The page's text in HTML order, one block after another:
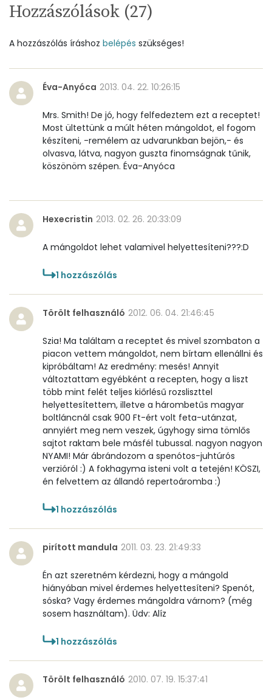
Hozzászólások (27)
A hozzászólás íráshoz belépés szükséges!
Éva-Anyóca 2013. 04. 22. 10:26:15
Mrs. Smith! De jó, hogy felfedeztem ezt a receptet!
Most ültettünk a múlt héten mángoldot, el fogom
készíteni, -remélem az udvarunkban bejön,- és
olvasva, látva, nagyon guszta finomságnak tűnik,
köszönöm szépen. Éva-Anyóca
Hexecristin 2013. 02. 26. 20:33:09
A mángoldot lehet valamivel helyettesíteni???:D
1 hozzászólás
Törölt felhasználó 2012. 06. 04. 21:46:45
Szia! Ma találtam a receptet és mivel szombaton a
piacon vettem mángoldot, nem bírtam ellenállni és
kipróbáltam! Az eredmény: mesés! Annyit
változtattam egyébként a recepten, hogy a liszt
több mint felét teljes kiőrlésű rozsliszttel
helyettesítettem, illetve a hárombetűs magyar
boltláncnál csak 900 Ft-ért volt feta-utánzat,
annyiért meg nem veszek, úgyhogy sima tömlős
sajtot raktam bele másfél tubussal. nagyon nagyon
NYAMI! Már ábrándozom a spenótos-juhtúrós
verzióról :) A fokhagyma isteni volt a tetején! KÖSZI,
én felvettem az állandó repertoáromba :)
1 hozzászólás
pirított mandula 2011. 03. 23. 21:49:33
Én azt szeretném kérdezni, hogy a mángold
hiányában mivel érdemes helyettesíteni? Spenót,
sóska? Vagy érdemes mángoldra várnom? (még
sosem használtam). Üdv: Alíz
1 hozzászólás
Törölt felhasználó 2010. 07. 19. 15:37:41